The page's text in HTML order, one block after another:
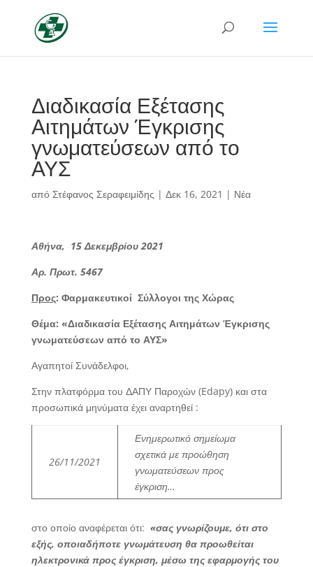
Διαδικασία Εξέτασης
Αιτημάτων Έγκρισης
γνωματεύσεων από το
ΑΥΣ
από Στέφανος Σεραφειμίδης | Δεκ 16, 2021 | Νέα
Αθήνα, 15 Δεκεμβρίου 2021
Αρ. Πρωτ. 5467
Προς: Φαρμακευτικοί Σύλλογοι της Χώρας
Θέμα: «Διαδικασία Εξέτασης Αιτημάτων Έγκρισης
γνωματεύσεων από το ΑΥΣ»
Αγαπητοί Συνάδελφοι,
Στην πλατφόρμα του ΔΑΠΥ Παροχών (Edapy) και στα
προσωπικά μηνύματα έχει αναρτηθεί :
26/11/2021
Ενημερωτικό σημείωμα
σχετικά με προώθηση
γνωματεύσεων προς
έγκριση…
στο οποίο αναφέρεται ότι: «σας γνωρίζουμε, ότι στο
εξής, οποιαδήποτε γνωμάτευση θα προωθείται
ηλεκτρονικά προς έγκριση, μέσω της εφαρμογής του